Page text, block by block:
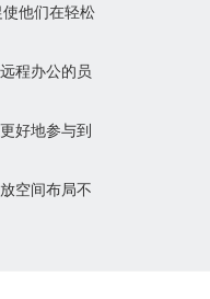
他们在轻松
程办公的员
好地参与到
空间布局不